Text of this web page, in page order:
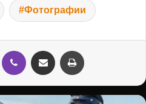
Фотографии
Telegram Viber Переслать на e-mail